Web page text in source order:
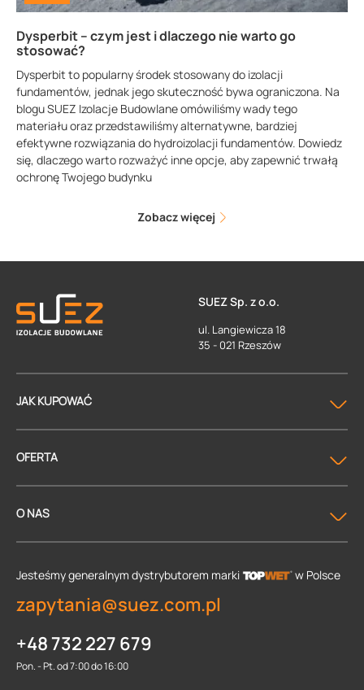
Dysperbit – czym jest i dlaczego nie warto go
stosować?
Dysperbit to popularny środek stosowany do izolacji
fundamentów, jednak jego skuteczność bywa ograniczona. Na
blogu SUEZ Izolacje Budowlane omówiliśmy wady tego
materiału oraz przedstawiliśmy alternatywne, bardziej
efektywne rozwiązania do hydroizolacji fundamentów. Dowiedz
się, dlaczego warto rozważyć inne opcje, aby zapewnić trwałą
ochronę Twojego budynku
Zobacz więcej
SUEZ Sp. z o.o.
ul. Langiewicza 18
35 - 021 Rzeszów
JAK KUPOWAĆ
OFERTA
O NAS
Jesteśmy generalnym dystrybutorem marki w Polsce
zapytania@suez.com.pl
+48 732 227 679
Pon. - Pt. od 7:00 do 16:00